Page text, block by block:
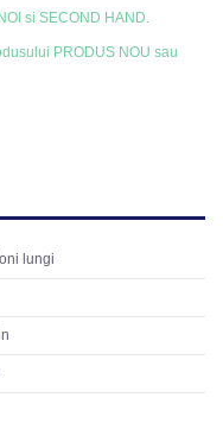
si SECOND HAND.
PRODUS NOU sau
lungi